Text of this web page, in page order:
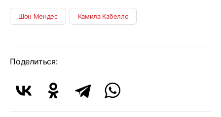
Шон Мендес Камила Кабелло
Поделиться: